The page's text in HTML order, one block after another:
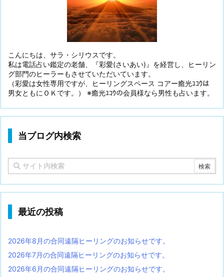
こんにちは、サラ・シリウスです。
私は電話占い鑑定の老舗、『彩愛(さいあい)』を経営し、ヒーリン
グ部門のヒーラーもさせていただいています。
（彩愛は女性専用ですが、ヒーリングスペース コアー癒光ﾕｺｳは
男女ともにＯＫです。） ※癒光ﾕｺｳの会員様なら男性も占います。
当ブログ内検索
最近の投稿
2026年8月の合同遠隔ヒーリングのお知らせです。
2026年7月の合同遠隔ヒーリングのお知らせです。
2026年6月の合同遠隔ヒーリングのお知らせです。